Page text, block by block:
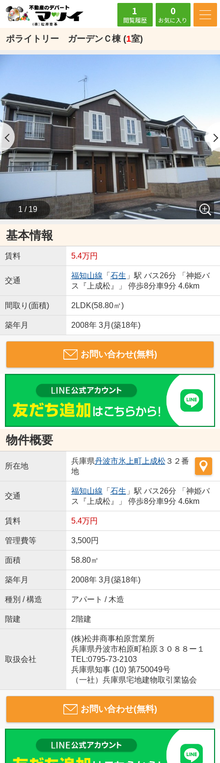
1
閲覧履歴
0
お気に入り
ポライトリー ガーデンＣ棟 (1室)
1 / 19
基本情報
賃料 5.4万円
交通
福知山線 「 石生 」駅 バス26分 「神姫バ
ス『上成松』」 停歩8分車9分 4.6km
間取り(面積) 2LDK(58.80㎡)
築年月 2008年 3月(築18年)
お問い合わせ(無料)
物件概要
所在地
兵庫県丹波市氷上町上成松３２番
地
交通
福知山線 「 石生 」駅 バス26分 「神姫バ
ス『上成松』」 停歩8分車9分 4.6km
賃料 5.4万円
管理費等 3,500円
面積 58.80㎡
築年月 2008年 3月(築18年)
種別 / 構造 アパート / 木造
階建 2階建
取扱会社
(株)松井商事柏原営業所
兵庫県丹波市柏原町柏原３０８８ー１
TEL:0795-73-2103
兵庫県知事 (10) 第750049号
（一社）兵庫県宅地建物取引業協会
お問い合わせ(無料)